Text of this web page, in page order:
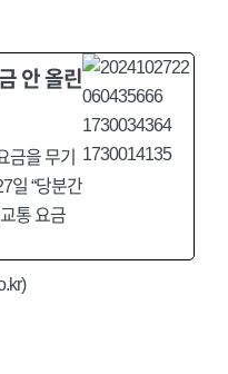
안 올린
금을 무기
일 “당분간
통 요금